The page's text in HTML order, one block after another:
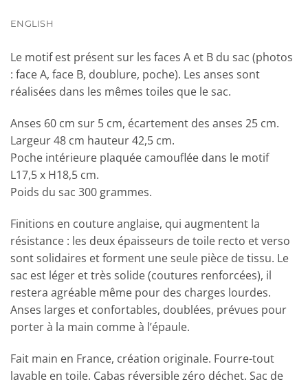
ENGLISH
Le motif est présent sur les faces A et B du sac (photos
: face A, face B, doublure, poche). Les anses sont
réalisées dans les mêmes toiles que le sac.
Anses 60 cm sur 5 cm, écartement des anses 25 cm.
Largeur 48 cm hauteur 42,5 cm.
Poche intérieure plaquée camouflée dans le motif
L17,5 x H18,5 cm.
Poids du sac 300 grammes.
Finitions en couture anglaise, qui augmentent la
résistance : les deux épaisseurs de toile recto et verso
sont solidaires et forment une seule pièce de tissu. Le
sac est léger et très solide (coutures renforcées), il
restera agréable même pour des charges lourdes.
Anses larges et confortables, doublées, prévues pour
porter à la main comme à l’épaule.
Fait main en France, création originale. Fourre-tout
lavable en toile. Cabas réversible zéro déchet. Sac de